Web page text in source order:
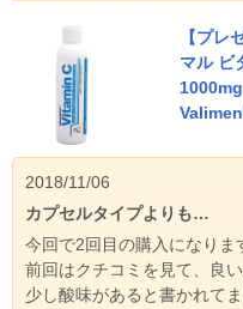
【プレ
マル ビ
2018/11/06
カプセルタイプよりも…
今回で2回目の購入になりま
前回はクチコミを見て、良
少し酸味があると書かれて